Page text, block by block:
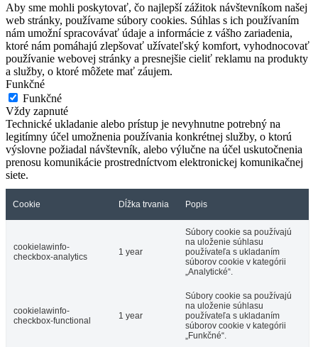
Aby sme mohli poskytovať, čo najlepší zážitok návštevníkom našej
web stránky, používame súbory cookies. Súhlas s ich používaním
nám umožní spracovávať údaje a informácie z vášho zariadenia,
ktoré nám pomáhajú zlepšovať užívateľský komfort, vyhodnocovať
používanie webovej stránky a presnejšie cieliť reklamu na produkty
a služby, o ktoré môžete mať záujem.
Funkčné
Funkčné
Vždy zapnuté
Technické ukladanie alebo prístup je nevyhnutne potrebný na
legitímny účel umožnenia používania konkrétnej služby, o ktorú
výslovne požiadal návštevník, alebo výlučne na účel uskutočnenia
prenosu komunikácie prostredníctvom elektronickej komunikačnej
siete.
Cookie Dĺžka trvania Popis
cookielawinfo-
checkbox-analytics
1 year
Súbory cookie sa používajú
na uloženie súhlasu
používateľa s ukladaním
súborov cookie v kategórii
„Analytické“.
cookielawinfo-
checkbox-functional
1 year
Súbory cookie sa používajú
na uloženie súhlasu
používateľa s ukladaním
súborov cookie v kategórii
„Funkčné“.